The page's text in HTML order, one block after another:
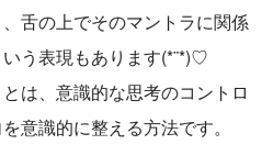
舌の上でそのマントラに関係
う表現もあります(*¨*)♡
は、 意識的な思考のコントロ
意識的に整える方法です。